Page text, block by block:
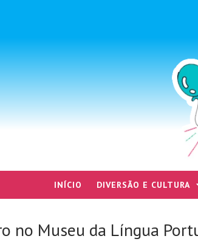
INÍCIO DIVERSÃO E CULTURA
no Museu da Língua